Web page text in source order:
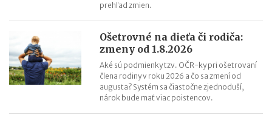
prehľad zmien.
Ošetrovné na dieťa či rodiča:
zmeny od 1.8.2026
Aké sú podmienky tzv. OČR-ky pri ošetrovaní
člena rodiny v roku 2026 a čo sa zmení od
augusta? Systém sa čiastočne zjednoduší,
nárok bude mať viac poistencov.